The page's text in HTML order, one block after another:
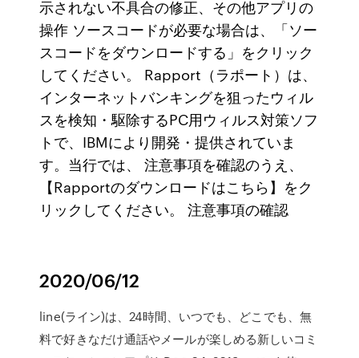
示されない不具合の修正、その他アプリの
操作 ソースコードが必要な場合は、「ソー
スコードをダウンロードする」をクリック
してください。 Rapport（ラポート）は、
インターネットバンキングを狙ったウィル
スを検知・駆除するPC用ウィルス対策ソフ
トで、IBMにより開発・提供されていま
す。当行では、 注意事項を確認のうえ、
【Rapportのダウンロードはこちら】をク
リックしてください。 注意事項の確認
2020/06/12
line(ライン)は、24時間、いつでも、どこでも、無
料で好きなだけ通話やメールが楽しめる新しいコミ